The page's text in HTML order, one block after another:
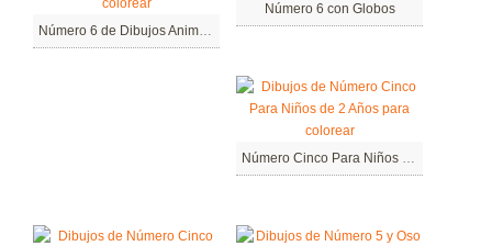
Número 6 de Dibujos Animados
Número 6 con Globos
Número Cinco Para Niños de 2 Años